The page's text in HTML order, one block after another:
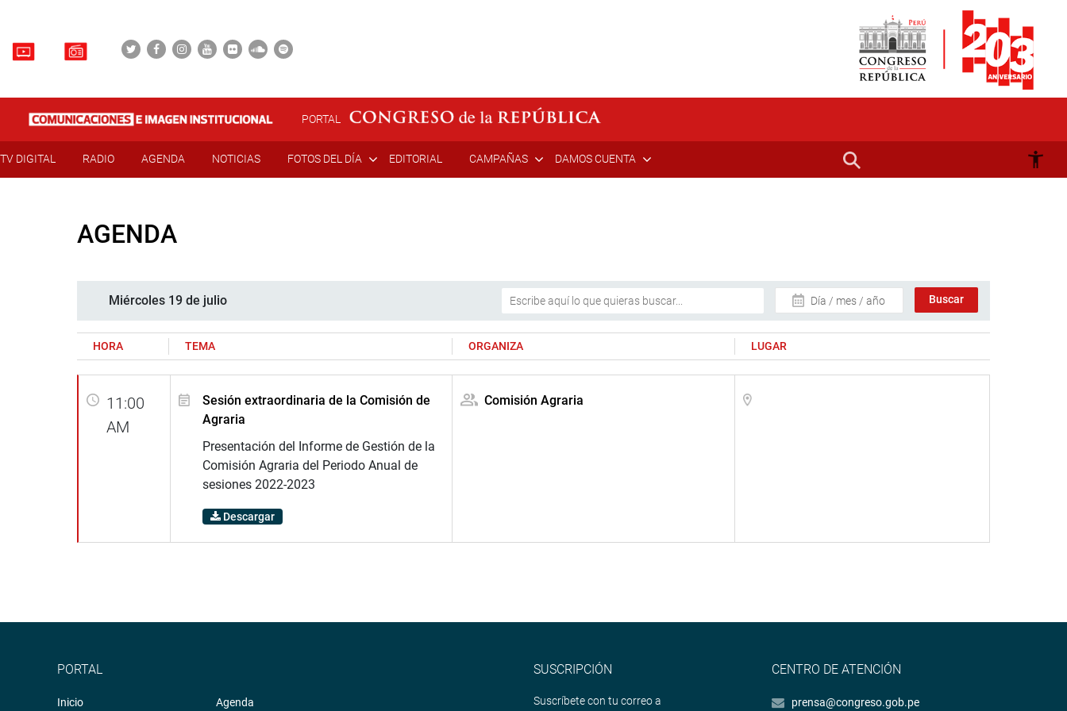
PORTAL
TV DIGITAL RADIO AGENDA NOTICIAS FOTOS DEL DÍA EDITORIAL CAMPAÑAS DAMOS CUENTA
AGENDA
Miércoles 19 de julio Día / mes / año
HORA TEMA ORGANIZA LUGAR
11:00
AM
Sesión extraordinaria de la Comisión de
Agraria
Presentación del Informe de Gestión de la
Comisión Agraria del Periodo Anual de
sesiones 2022-2023
Descargar
Comisión Agraria
PORTAL
Inicio Agenda
SUSCRIPCIÓN
Suscríbete con tu correo a
CENTRO DE ATENCIÓN
prensa@congreso.gob.pe